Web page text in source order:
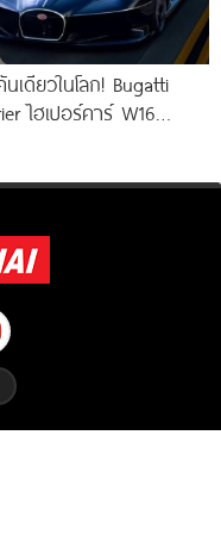
เดียวในโลก! Bugatti
ไฮเปอร์คาร์ W16